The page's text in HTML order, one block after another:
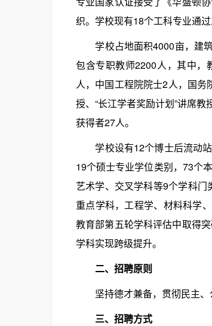
织。学校现有18个工科专业通
学校占地面积4000亩，建筑
包含专职教师2200人，其中，
人，中国工程院院士2人，国务
授、“长江学者奖励计划”讲席
获得者27人。
学校设有12个博士后流动站
19个硕士专业学位类别，73个
艺术学、交叉学科等9个学科
重点学科，工程学、材料科学
教育部第五轮学科评估中取得
学科实现跨级提升。
二、招聘原则
坚持德才兼备，贯彻民主、
三、招聘方式